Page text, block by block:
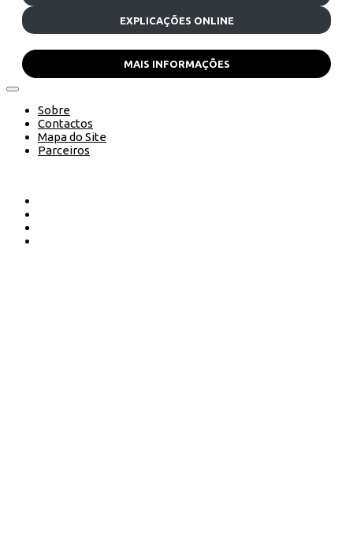
EXPLICAÇÕES ONLINE
MAIS INFORMAÇÕES
Sobre
Contactos
Mapa do Site
Parceiros